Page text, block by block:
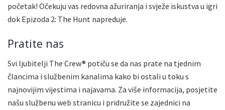
početak! Očekuju vas redovna ažuriranja i svježe iskustva u igri
dok Epizoda 2: The Hunt napreduje.
Pratite nas
Svi ljubitelji The Crew® potiču se da nas prate na tjednim
člancima i službenim kanalima kako bi ostali u toku s
najnovijim vijestima i najavama. Za više informacija, posjetite
našu službenu web stranicu i pridružite se zajednici na